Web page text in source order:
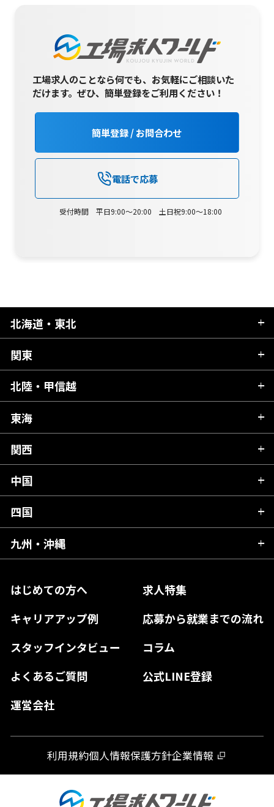
工場求人のことなら何でも、お気軽にご相談いた
だけます。ぜひ、簡単登録をご利用ください！
簡単登録 / お問合わせ
電話で応募
受付時間 平日9:00～20:00 土日祝9:00～18:00
はじめての方へ
求人特集
キャリアアップ例
応募から就業までの流れ
スタッフインタビュー
コラム
よくあるご質問
公式LINE登録
運営会社
北海道・東北
北海道
青森県
秋田県
岩手県
宮城県
福島県
関東
茨城県
栃木県
群馬県
千葉県
東京都
神奈川県
北陸・甲信越
新潟県
富山県
石川県
山梨県
長野県
東海
岐阜県
静岡県
愛知県
関西
滋賀県
京都府
大阪府
奈良県
和歌山県
中国
広島県
岡山県
島根県
山口県
四国
愛媛県
高知県
徳島県
九州・沖縄
熊本県
宮崎県
鹿児島県
利用規約個人情報保護方針企業情報